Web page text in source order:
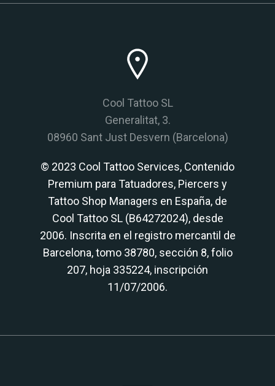
Cool Tattoo SL
Generalitat, 3.
08960 Sant Just Desvern (Barcelona)
© 2023 Cool Tattoo Services, Contenido
Premium para Tatuadores, Piercers y
Tattoo Shop Managers en España, de
Cool Tattoo SL (B64272024), desde
2006. Inscrita en el registro mercantil de
Barcelona, tomo 38780, sección 8, folio
207, hoja 335224, inscripción
11/07/2006.